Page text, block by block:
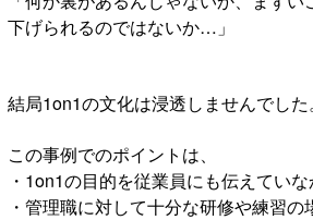
下げられるのではないか…」
結局1on1の文化は浸透しませんでした。
この事例でのポイントは、
・1on1の目的を従業員にも伝えてい
・管理職に対して十分な研修や練習